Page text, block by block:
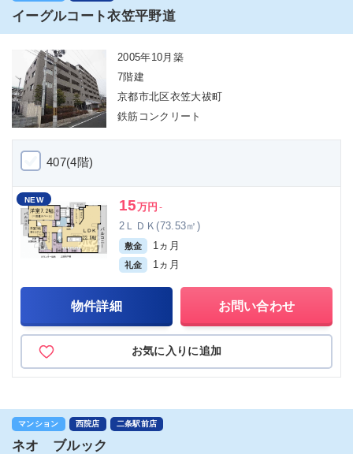
イーグルコート衣笠平野道
2005年10月築
7階建
京都市北区衣笠大祓町
鉄筋コンクリート
407(4階)
NEW 15万円 -
2ＬＤＫ(73.53㎡)
敷金 1ヵ月
礼金 1ヵ月
物件詳細 お問い合わせ
お気に入りに追加
マンション 西院店 二条駅前店
ネオ ブルック